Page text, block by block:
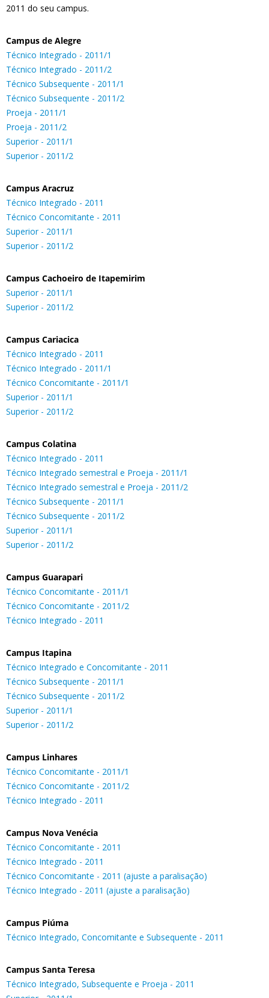
2011 do seu campus.
Campus de Alegre
Técnico Integrado - 2011/1
Técnico Integrado - 2011/2
Técnico Subsequente - 2011/1
Técnico Subsequente - 2011/2
Proeja - 2011/1
Proeja - 2011/2
Superior - 2011/1
Superior - 2011/2
Campus Aracruz
Técnico Integrado - 2011
Técnico Concomitante - 2011
Superior - 2011/1
Superior - 2011/2
Campus Cachoeiro de Itapemirim
Superior - 2011/1
Superior - 2011/2
Campus Cariacica
Técnico Integrado - 2011
Técnico Integrado - 2011/1
Técnico Concomitante - 2011/1
Superior - 2011/1
Superior - 2011/2
Campus Colatina
Técnico Integrado - 2011
Técnico Integrado semestral e Proeja - 2011/1
Técnico Integrado semestral e Proeja - 2011/2
Técnico Subsequente - 2011/1
Técnico Subsequente - 2011/2
Superior - 2011/1
Superior - 2011/2
Campus Guarapari
Técnico Concomitante - 2011/1
Técnico Concomitante - 2011/2
Técnico Integrado - 2011
Campus Itapina
Técnico Integrado e Concomitante - 2011
Técnico Subsequente - 2011/1
Técnico Subsequente - 2011/2
Superior - 2011/1
Superior - 2011/2
Campus Linhares
Técnico Concomitante - 2011/1
Técnico Concomitante - 2011/2
Técnico Integrado - 2011
Campus Nova Venécia
Técnico Concomitante - 2011
Técnico Integrado - 2011
Técnico Concomitante - 2011 (ajuste a paralisação)
Técnico Integrado - 2011 (ajuste a paralisação)
Campus Piúma
Técnico Integrado, Concomitante e Subsequente - 2011
Campus Santa Teresa
Técnico Integrado, Subsequente e Proeja - 2011